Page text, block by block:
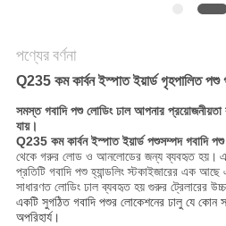
পণ্যের বর্ণনা
Q235 কম কার্বন ইস্পাত ইয়ার্ড গৃহপালিত পশু
সমস্ত গবাদি পশু লোডিং ঢাল আপনার প্রয়োজনীয়তা
যায়।
Q235 কম কার্বন ইস্পাত ইয়ার্ড পশুসম্পদ গবাদি পশু
থেকে গরুর লোড ও আনলোডের জন্য ব্যবহৃত হয়।
প্রতিটি গবাদি পশু হ্যান্ডলিং স্টকাইজারের এক
সাধারণত লোডিং ঢাল ব্যবহৃত হয় গুরুর ট্রেলারের
একটি সুগঠিত গবাদি পশুর লোকেশনের ঢালু যে কোন
অপরিহার্য।